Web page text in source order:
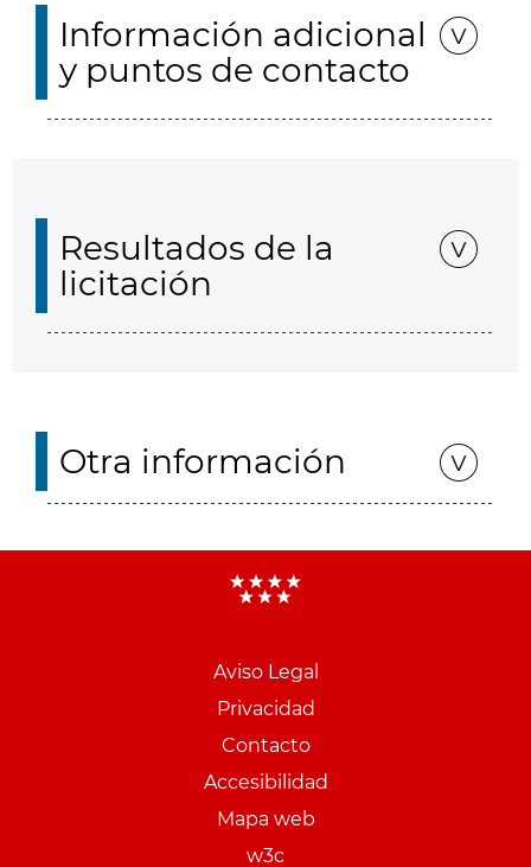
Información adicional
y puntos de contacto
Resultados de la
licitación
Otra información
Aviso Legal
Privacidad
Contacto
Accesibilidad
Mapa web
w3c